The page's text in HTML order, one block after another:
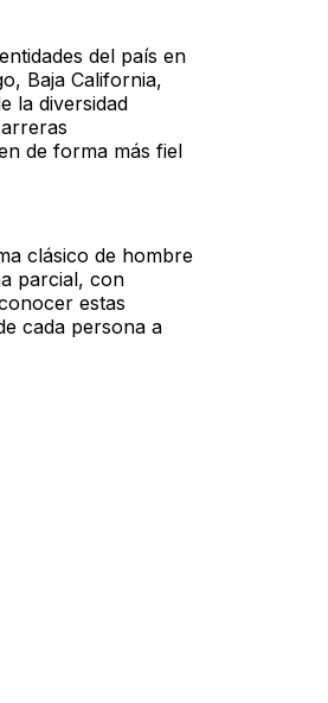
del país en
Baja California,
la diversidad
de forma más fiel
clásico de hombre
parcial, con
estas
cada persona a